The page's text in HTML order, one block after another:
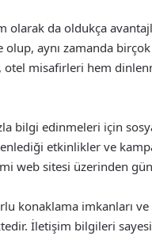
olarak da oldukça
aynı zamanda birçok
otel misafirleri hem
bilgi edinmeleri için
etkinlikler ve
web sitesi üzerinden
konaklama imkanları
İletişim bilgileri